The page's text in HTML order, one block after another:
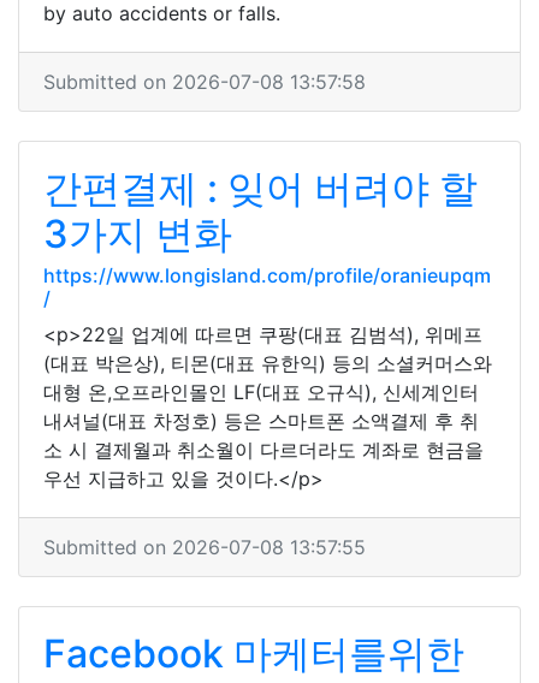
by auto accidents or falls.
Submitted on 2026-07-08 13:57:58
간편결제 : 잊어 버려야 할
3가지 변화
https://www.longisland.com/profile/oranieupqm
/
<p>22일 업계에 따르면 쿠팡(대표 김범석), 위메프
(대표 박은상), 티몬(대표 유한익) 등의 소셜커머스와
대형 온,오프라인몰인 LF(대표 오규식), 신세계인터
내셔널(대표 차정호) 등은 스마트폰 소액결제 후 취
소 시 결제월과 취소월이 다르더라도 계좌로 현금을
우선 지급하고 있을 것이다.</p>
Submitted on 2026-07-08 13:57:55
Facebook 마케터를위한